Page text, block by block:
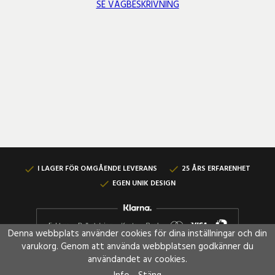
SE VÄGBESKRIVNING
I LAGER FÖR OMGÅENDE LEVERANS
25 ÅRS ERFARENHET
EGEN UNIK DESIGN
Denna webbplats använder cookies för dina inställningar och din
varukorg. Genom att använda webbplatsen godkänner du
användandet av cookies.